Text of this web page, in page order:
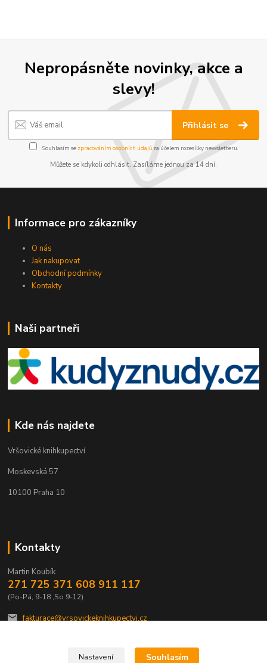
Nepropásněte novinky, akce a
slevy!
Přihlásit se
Souhlasím se zpracováním osobních údajůza účelem rozesílky newsletteru.
Můžete se kdykoli odhlásit. Zasíláme jednou za 14 dní.
Informace pro zákazníky
O nás
Jak nakupovat
Obchodní podmínky
Kontakty
Naši partneři
Kde nás najdete
Vršovické knihkupectví
Moskevská 57
10100 Praha 10
Kontakty
Martin Koubík
271 725 371 608 911 117
(Po-Pá, 9-18 ,So 9-12)
fakturace@vrsovickeknihkupectvi.cz
Nastavení Souhlasím